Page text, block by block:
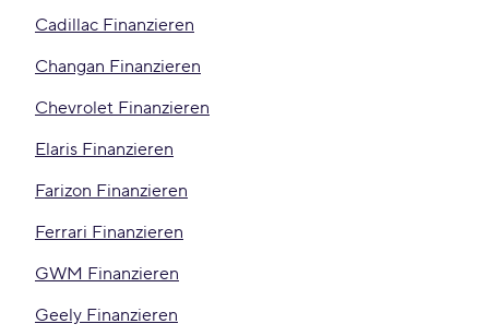
Cadillac Finanzieren
Changan Finanzieren
Chevrolet Finanzieren
Elaris Finanzieren
Farizon Finanzieren
Ferrari Finanzieren
GWM Finanzieren
Geely Finanzieren